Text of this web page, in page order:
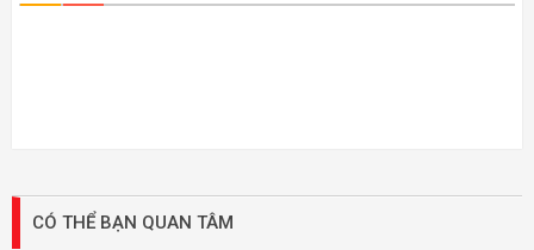
CÓ THỂ BẠN QUAN TÂM